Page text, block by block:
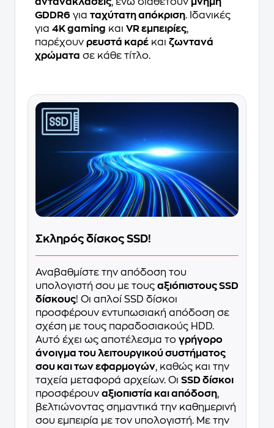
GDDR6 για ταχύτατη απόκριση. Ιδανικές
για 4K gaming και VR εμπειρίες,
παρέχουν ρευστά καρέ και ζωντανά
χρώματα σε κάθε τίτλο.
Σκληρός δίσκος SSD!
Αναβαθμίστε την απόδοση του
υπολογιστή σου με τους αξιόπιστους SSD
δίσκους! Οι απλοί SSD δίσκοι
προσφέρουν εντυπωσιακή απόδοση σε
σχέση με τους παραδοσιακούς HDD.
Αυτό έχει ως αποτέλεσμα το γρήγορο
άνοιγμα του λειτουργικού συστήματος
σου και των εφαρμογών, καθώς και την
ταχεία μεταφορά αρχείων. Οι SSD δίσκοι
προσφέρουν αξιοπιστία και απόδοση,
βελτιώνοντας σημαντικά την καθημερινή
σου εμπειρία με τον υπολογιστή. Με την